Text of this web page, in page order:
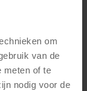
om
van de
meten of te
nodig voor de